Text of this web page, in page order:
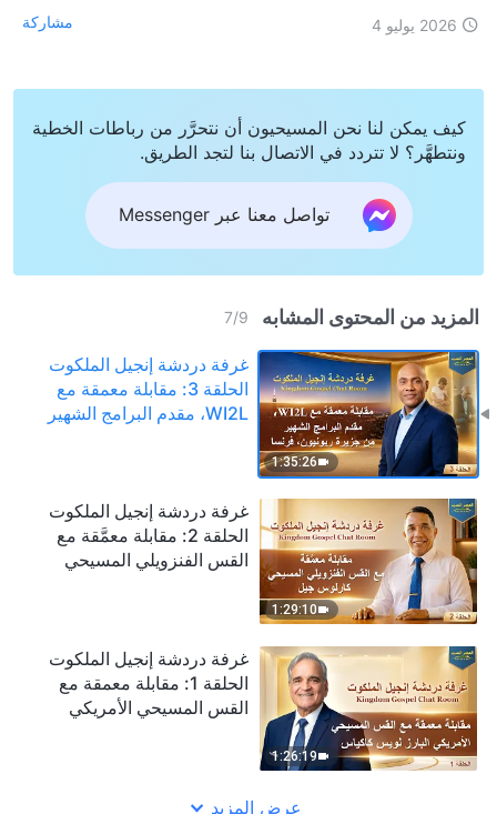
2026 يوليو 4 مشاركة
كيف يمكن لنا نحن المسيحيون أن نتحرَّر من رباطات الخطية
ونتطهَّر؟ لا تتردد في الاتصال بنا لتجد الطريق.
تواصل معنا عبر Messenger
المزيد من المحتوى المشابه 7/9
1:35:26
غرفة دردشة إنجيل الملكوت
الحلقة 3: مقابلة معمقة مع
WI2L، مقدم البرامج الشهير
1:29:10
غرفة دردشة إنجيل الملكوت
الحلقة 2: مقابلة معمَّقة مع
القس الفنزويلي المسيحي
1:26:19
غرفة دردشة إنجيل الملكوت
الحلقة 1: مقابلة معمقة مع
القس المسيحي الأمريكي
عرض المزيد